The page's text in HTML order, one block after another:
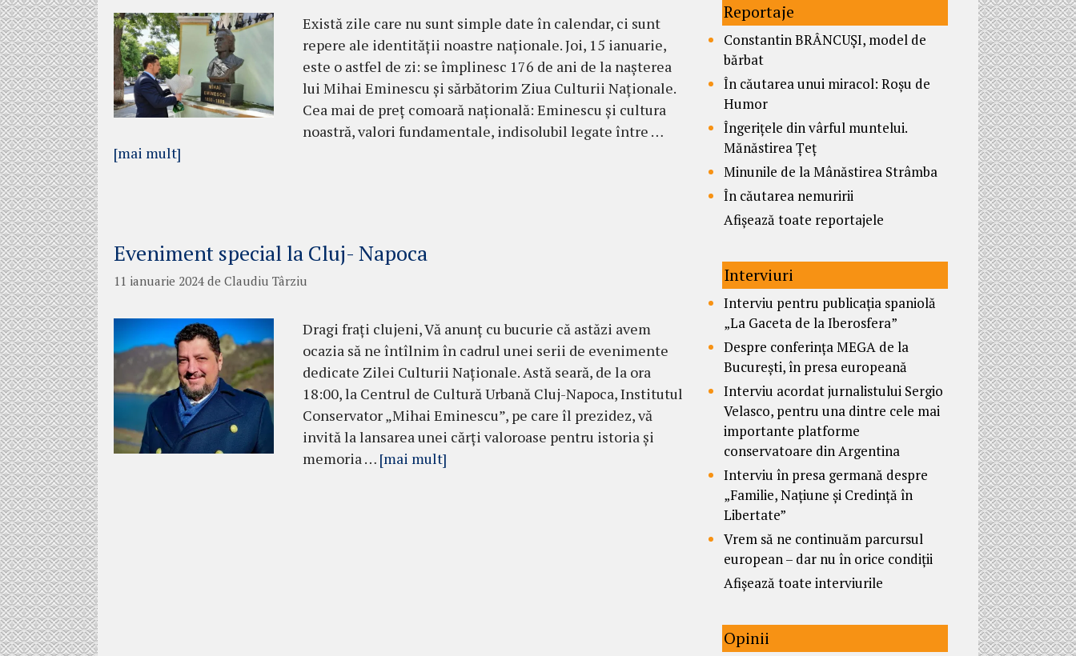
Există zile care nu sunt simple date în calendar, ci sunt
repere ale identității noastre naționale. Joi, 15 ianuarie,
este o astfel de zi: se împlinesc 176 de ani de la nașterea
lui Mihai Eminescu și sărbătorim Ziua Culturii Naționale.
Cea mai de preț comoară națională: Eminescu și cultura
noastră, valori fundamentale, indisolubil legate între …
[mai mult]
Eveniment special la Cluj- Napoca
11 ianuarie 2024 de Claudiu Târziu
Dragi frați clujeni, Vă anunț cu bucurie că astăzi avem
ocazia să ne întîlnim în cadrul unei serii de evenimente
dedicate Zilei Culturii Naționale. Astă seară, de la ora
18:00, la Centrul de Cultură Urbană Cluj-Napoca, Institutul
Conservator „Mihai Eminescu”, pe care îl prezidez, vă
invită la lansarea unei cărți valoroase pentru istoria și
memoria … [mai mult]
Reportaje
Constantin BRÂNCUȘI, model de
bărbat
În căutarea unui miracol: Roșu de
Humor
Îngerițele din vârful muntelui.
Mănăstirea Țeț
Minunile de la Mânăstirea Strâmba
În căutarea nemuririi
Afișează toate reportajele
Interviuri
Interviu pentru publicația spaniolă
„La Gaceta de la Iberosfera”
Despre conferința MEGA de la
București, în presa europeană
Interviu acordat jurnalistului Sergio
Velasco, pentru una dintre cele mai
importante platforme
conservatoare din Argentina
Interviu în presa germană despre
„Familie, Națiune și Credință în
Libertate”
Vrem să ne continuăm parcursul
european – dar nu în orice condiții
Afișează toate interviurile
Opinii